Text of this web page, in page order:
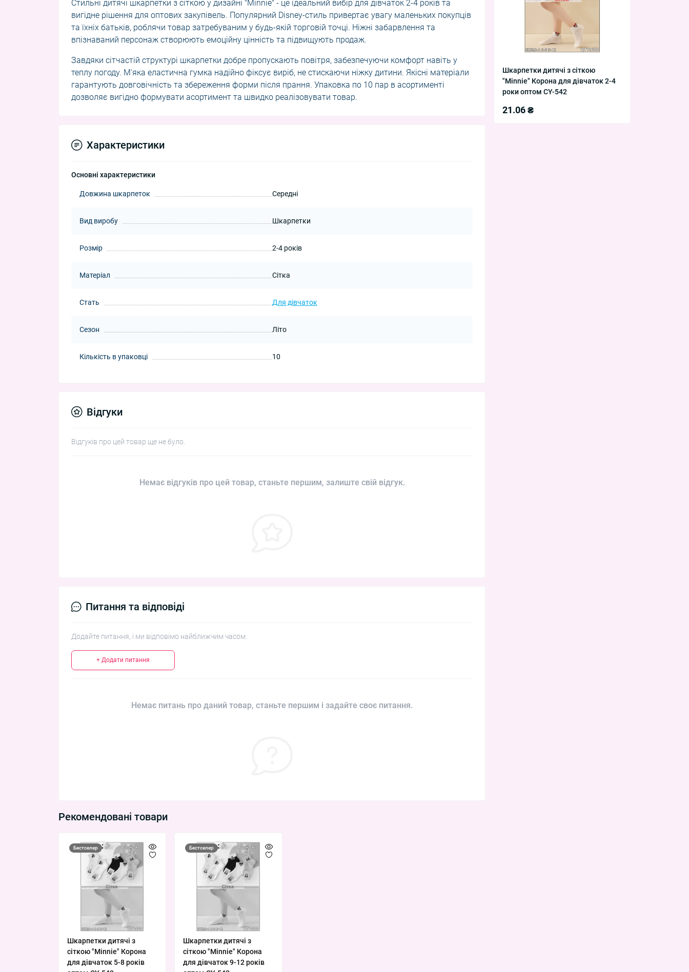
Шкарпетки дитячі з сіткою
"Minnie" Корона для дівчаток 2-4
роки оптом CY-542
21.06 ₴
Стильні дитячі шкарпетки з сіткою у дизайні "Minnie" - це ідеальний вибір для дівчаток 2-4 років та
вигідне рішення для оптових закупівель. Популярний Disney-стиль привертає увагу маленьких покупців
та їхніх батьків, роблячи товар затребуваним у будь-якій торговій точці. Ніжні забарвлення та
впізнаваний персонаж створюють емоційну цінність та підвищують продаж.
Завдяки сітчастій структурі шкарпетки добре пропускають повітря, забезпечуючи комфорт навіть у
теплу погоду. М'яка еластична гумка надійно фіксує виріб, не стискаючи ніжку дитини. Якісні матеріали
гарантують довговічність та збереження форми після прання. Упаковка по 10 пар в асортименті
дозволяє вигідно формувати асортимент та швидко реалізовувати товар.
Характеристики
Основні характеристики
Довжина шкарпеток Середні
Вид виробу Шкарпетки
Розмір 2-4 років
Матеріал Сітка
Стать Для дівчаток
Сезон Літо
Кількість в упаковці 10
Відгуки
Відгуків про цей товар ще не було.
Немає відгуків про цей товар, станьте першим, залиште свій відгук.
Питання та відповіді
Додайте питання, і ми відповімо найближчим часом.
+ Додати питання
Немає питань про даний товар, станьте першим і задайте своє питання.
Рекомендовані товари
Бестселер
Шкарпетки дитячі з
сіткою "Minnie" Корона
для дівчаток 5-8 років
Бестселер
Шкарпетки дитячі з
сіткою "Minnie" Корона
для дівчаток 9-12 років